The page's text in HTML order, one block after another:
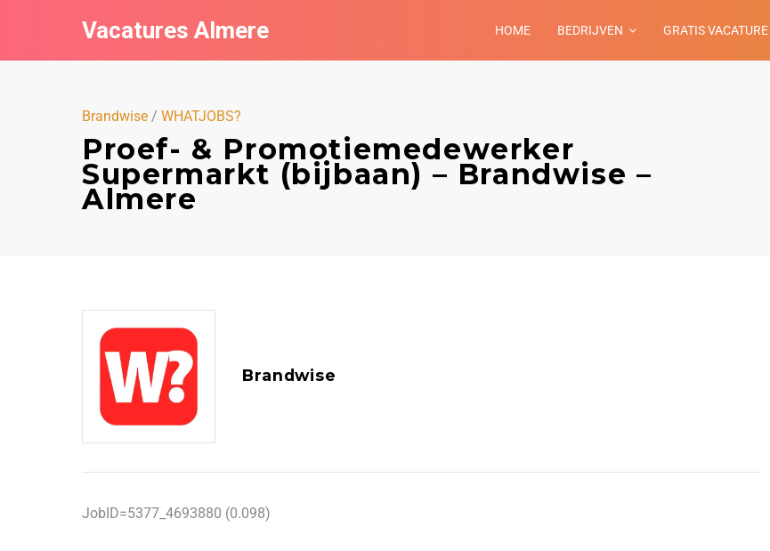
Vacatures Almere HOME BEDRIJVEN GRATIS
Brandwise / WHATJOBS?
Proef- & Promotiemedewerker
Supermarkt (bijbaan) – Brandwise –
Almere
Brandwise
JobID=5377_4693880 (0.098)